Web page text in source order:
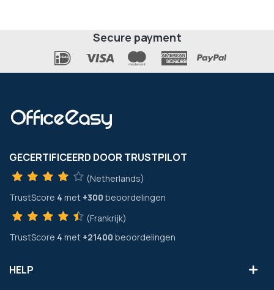
Secure payment
GECERTIFICEERD DOOR TRUSTPILOT
(Netherlands)
TrustScore 4 met +300 beoordelingen
(Frankrijk)
TrustScore 4 met +21400 beoordelingen
HELP